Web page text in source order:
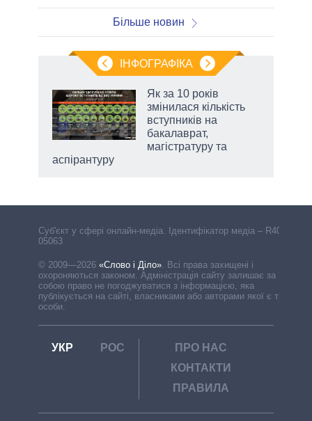
Більше новин
ІНФОГРАФІКА
Як за 10 років
змінилася кількість
вступників на
бакалаврат,
магістратуру та
аспірантуру
Cуб'єкт у сфері онлайн-медіа. Ідентифікатор медіа – R40-
05063
© 2009—2026 «Слово і Діло»
Всі права захищені і
охороняються законом. Адміністрація сайту залишає за
собою право не погоджуватися з інформацією, яка
публікується на сайті, власниками або авторами якої є треті
особи.
УКР РОС
ПРО НАС
КОНТАКТИ
ПРАВИЛА